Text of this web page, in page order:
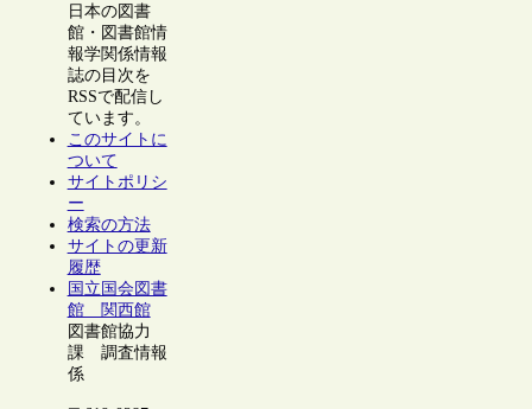
日本の図書
館・図書館情
報学関係情報
誌の目次を
RSSで配信し
ています。
このサイトに
ついて
サイトポリシ
ー
検索の方法
サイトの更新
履歴
国立国会図書
館 関西館
図書館協力
課 調査情報
係